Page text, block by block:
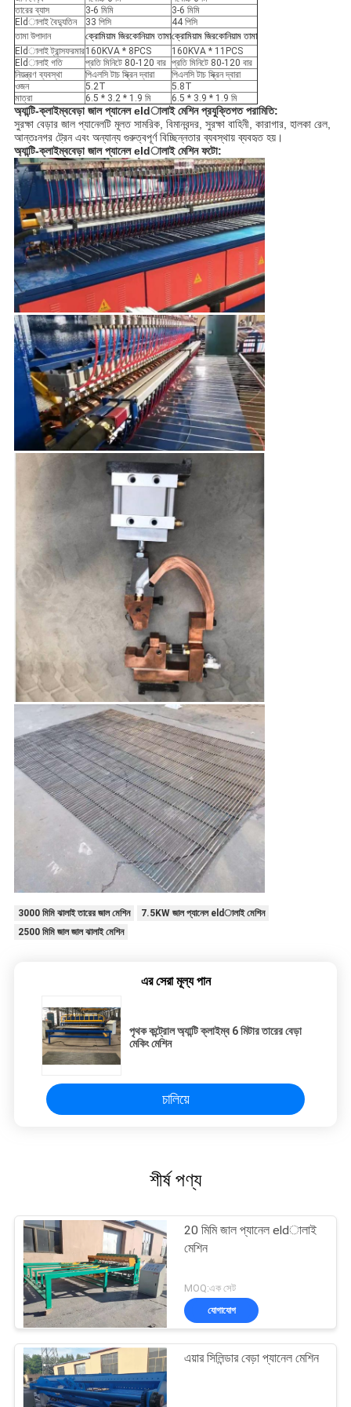
তারের ব্যাস
3-6 মিমি
3-6 মিমি
Eldালাই বৈদ্যুতিন
33 পিসি
44 পিসি
তামা উপাদান
ক্রোমিয়াম জিরকোনিয়াম তামাক্রোমিয়াম জিরকোনিয়াম তামা
Eldালাই ট্রান্সফরমার160KVA * 8PCS
160KVA * 11PCS
Eldালাই গতি
প্রতি মিনিটে 80-120 বার প্রতি মিনিটে 80-120 বার
নিয়ন্ত্রণ ব্যবস্থা
পিএলসি টাচ স্ক্রিন দ্বারা
পিএলসি টাচ স্ক্রিন দ্বারা
ওজন
5.2T
5.8T
মাত্রা
6.5 * 3.2 * 1.9 মি 6.5 * 3.9 * 1.9 মি
অ্যান্টি-ক্লাইম্ববেড়া জাল প্যানেল eldালাই মেশিন প্রযুক্তিগত পরামিতি:
সুরক্ষা বেড়ার জাল প্যানেলটি মূলত সামরিক, বিমানবন্দর, সুরক্ষা বাহিনী, কারাগার, হালকা রেল,
আন্তঃনগর ট্রেন এবং অন্যান্য গুরুত্বপূর্ণ বিচ্ছিন্নতার ব্যবস্থায় ব্যবহৃত হয়।
অ্যান্টি-ক্লাইম্ববেড়া জাল প্যানেল eldালাই মেশিন ফটো:
3000 মিমি ঝালাই তারের জাল মেশিন
7.5KW জাল প্যানেল eldালাই মেশিন
2500 মিমি জাল জাল ঝালাই মেশিন
এর সেরা মূল্য পান
পৃথক কন্ট্রোল অ্যান্টি ক্লাইম্ব 6 মিটার তারের বেড়া
মেকিং মেশিন
চালিয়ে
শীর্ষ পণ্য
20 মিমি জাল প্যানেল eldালাই
মেশিন
MOQ:এক সেট
যোগাযোগ
এয়ার সিলিন্ডার বেড়া প্যানেল মেশিন